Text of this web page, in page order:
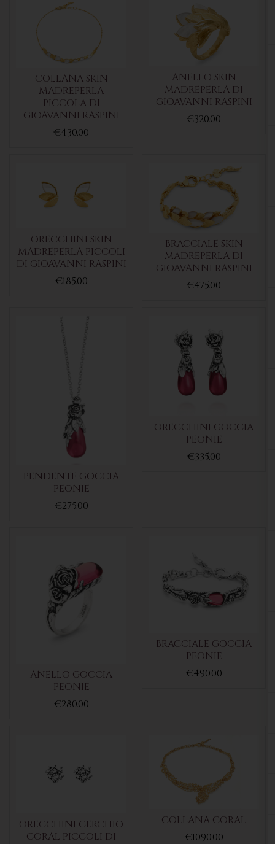
COLLANA SKIN
MADREPERLA
PICCOLA DI
GIOAVANNI RASPINI
€430.00
ANELLO SKIN
MADREPERLA DI
GIOAVANNI RASPINI
€320.00
ORECCHINI SKIN
MADREPERLA PICCOLI
DI GIOAVANNI RASPINI
€185.00
BRACCIALE SKIN
MADREPERLA DI
GIOAVANNI RASPINI
€475.00
PENDENTE GOCCIA
PEONIE
€275.00
ORECCHINI GOCCIA
PEONIE
€335.00
ANELLO GOCCIA
PEONIE
€280.00
BRACCIALE GOCCIA
PEONIE
€490.00
ORECCHINI CERCHIO
CORAL PICCOLI DI
COLLANA CORAL
€1090.00